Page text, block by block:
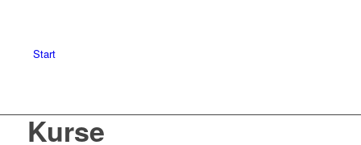
Start
Kurse